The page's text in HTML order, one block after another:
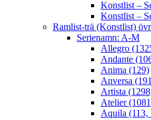
Konstlist –
Konstlist –
Ramlist-trä (Konstlist)
Serienamn: A-M
Allegro
Andante
Anima (129)
Anversa
Artista
Atelier
Aquila (113,